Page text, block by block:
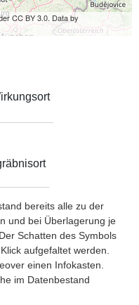
CC BY 3.0. Data by
bereits alle zu der
und bei Überlagerung je
Schatten des Symbols
aufgefaltet werden.
einen Infokasten.
im Datenbestand